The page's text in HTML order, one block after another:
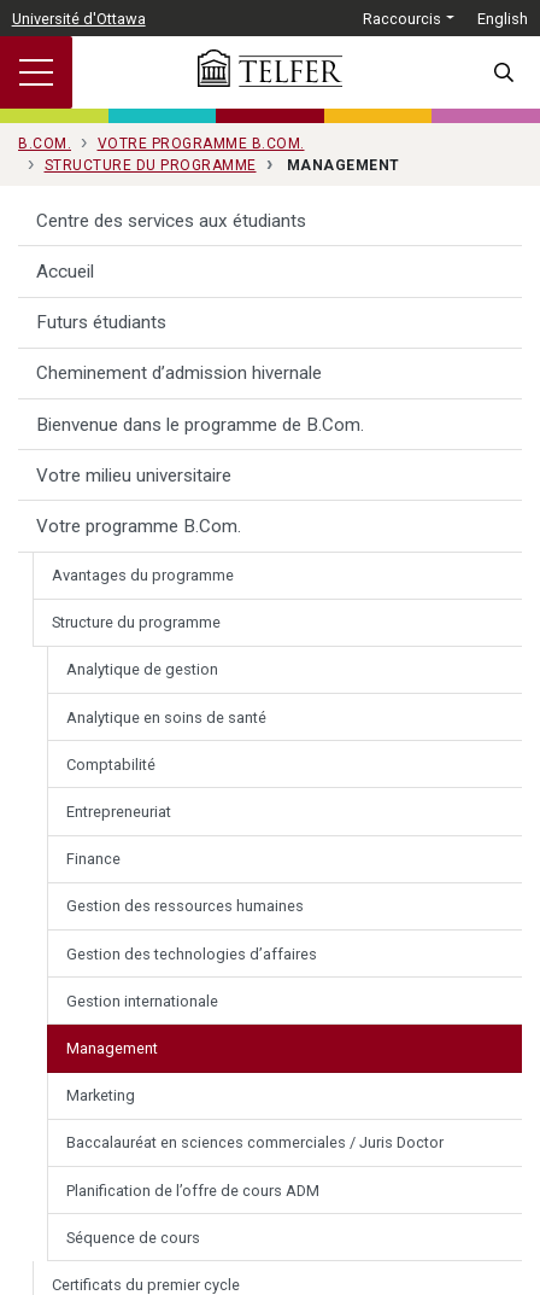
Passer au contenu principal
Université d'Ottawa Raccourcis English
B.COM.
VOTRE PROGRAMME B.COM.
STRUCTURE DU PROGRAMME
MANAGEMENT
Centre des services aux étudiants
Accueil
Futurs étudiants
Cheminement d’admission hivernale
Bienvenue dans le programme de B.Com.
Votre milieu universitaire
Votre programme B.Com.
Avantages du programme
Structure du programme
Analytique de gestion
Analytique en soins de santé
Comptabilité
Entrepreneuriat
Finance
Gestion des ressources humaines
Gestion des technologies d’affaires
Gestion internationale
Management
Marketing
Baccalauréat en sciences commerciales / Juris Doctor
Planification de l’offre de cours ADM
Séquence de cours
Certificats du premier cycle